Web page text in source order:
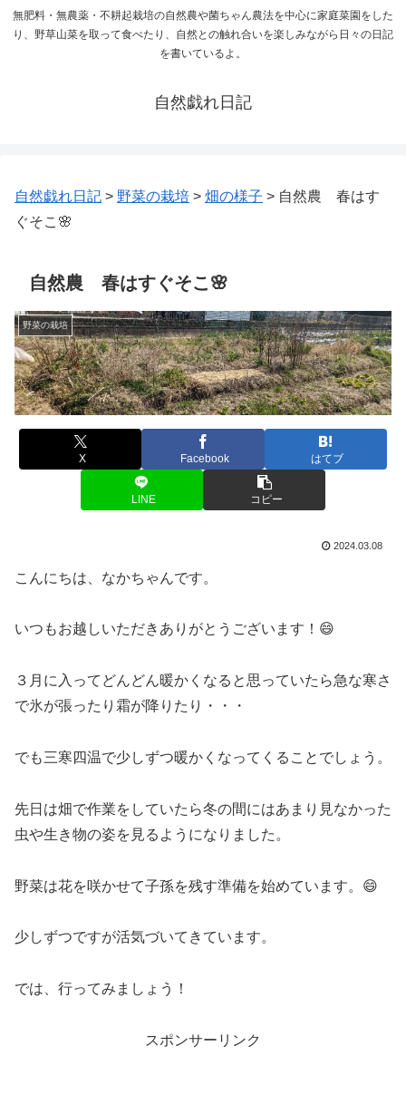
無肥料・無農薬・不耕起栽培の自然農や菌ちゃん農法を中心に家庭菜園をした
り、野草山菜を取って食べたり、自然との触れ合いを楽しみながら日々の日記
を書いているよ。
自然戯れ日記
自然戯れ日記 > 野菜の栽培 > 畑の様子 > 自然農 春はす
ぐそこ🌸
自然農 春はすぐそこ🌸
野菜の栽培
X Facebook はてブ
LINE コピー
2024.03.08
こんにちは、なかちゃんです。
いつもお越しいただきありがとうございます！😄
３月に入ってどんどん暖かくなると思っていたら急な寒さ
で氷が張ったり霜が降りたり・・・
でも三寒四温で少しずつ暖かくなってくることでしょう。
先日は畑で作業をしていたら冬の間にはあまり見なかった
虫や生き物の姿を見るようになりました。
野菜は花を咲かせて子孫を残す準備を始めています。😄
少しずつですが活気づいてきています。
では、行ってみましょう！
スポンサーリンク